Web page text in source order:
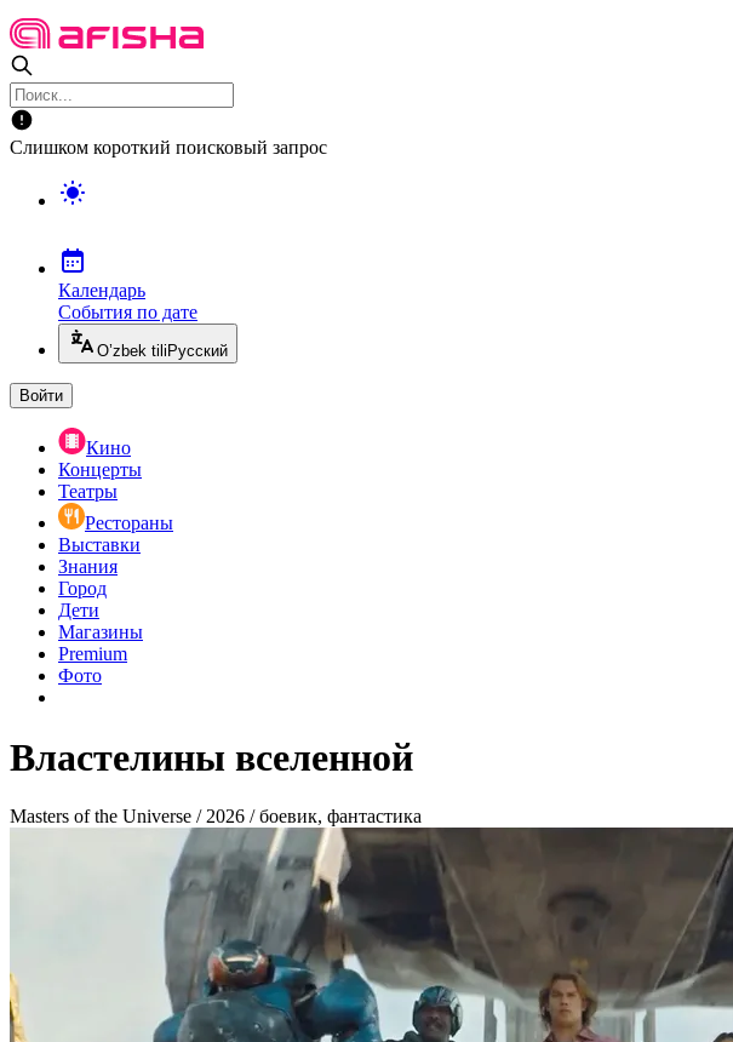
Слишком короткий поисковый запрос
Календарь
События по дате
O’zbek tili Русский
Войти
Кино
Концерты
Театры
Рестораны
Выставки
Знания
Город
Дети
Магазины
Premium
Фото
Властелины вселенной
Masters of the Universe / 2026 / боевик, фантастика